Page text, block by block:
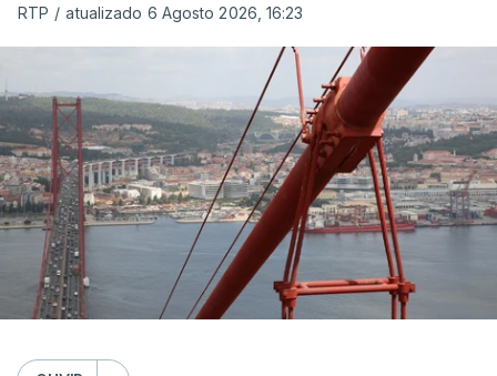
RTP / atualizado 6 Agosto 2026, 16:23